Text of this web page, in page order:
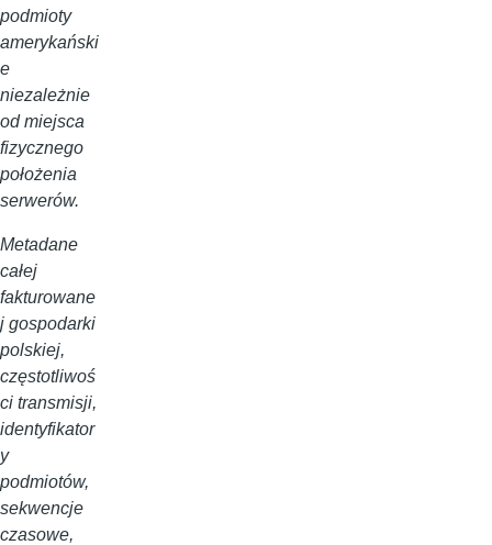
podmioty
amerykański
e
niezależnie
od miejsca
fizycznego
położenia
serwerów.
Metadane
całej
fakturowane
j gospodarki
polskiej,
częstotliwoś
ci transmisji,
identyfikator
y
podmiotów,
sekwencje
czasowe,